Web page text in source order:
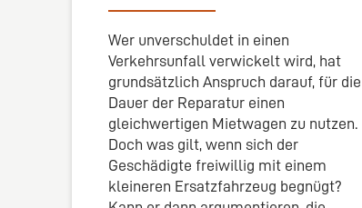
Wer unverschuldet in einen
Verkehrsunfall verwickelt wird, hat
grundsätzlich Anspruch darauf, für die
Dauer der Reparatur einen
gleichwertigen Mietwagen zu nutzen.
Doch was gilt, wenn sich der
Geschädigte freiwillig mit einem
kleineren Ersatzfahrzeug begnügt?